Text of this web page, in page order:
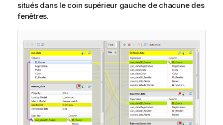
situés dans le coin supérieur gauche de chacune des
fenêtres.